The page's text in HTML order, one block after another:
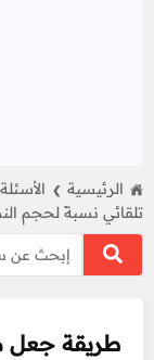
الرئيسية ❯ الأسئلة
تلقائي نسبةً لحجم
طريقة جعل